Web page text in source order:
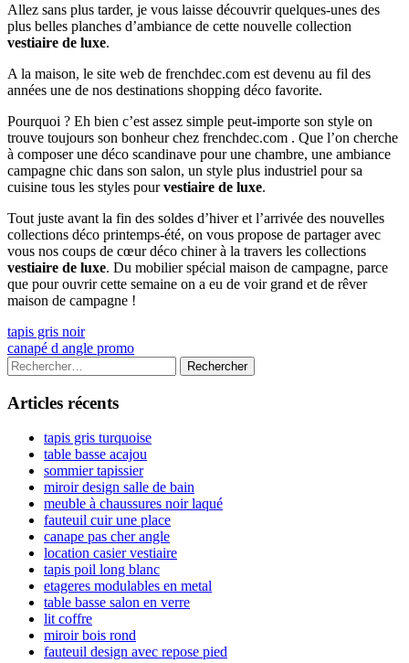
Allez sans plus tarder, je vous laisse découvrir quelques-unes des
plus belles planches d’ambiance de cette nouvelle collection
vestiaire de luxe.
A la maison, le site web de frenchdec.com est devenu au fil des
années une de nos destinations shopping déco favorite.
Pourquoi ? Eh bien c’est assez simple peut-importe son style on
trouve toujours son bonheur chez frenchdec.com . Que l’on cherche
à composer une déco scandinave pour une chambre, une ambiance
campagne chic dans son salon, un style plus industriel pour sa
cuisine tous les styles pourvestiaire de luxe.
Tout juste avant la fin des soldes d’hiver et l’arrivée des nouvelles
collections déco printemps-été, on vous propose de partager avec
vous nos coups de cœur déco chiner à la travers les collections
vestiaire de luxe. Du mobilier spécial maison de campagne, parce
que pour ouvrir cette semaine on a eu de voir grand et de rêver
maison de campagne !
Navigation
de
l’article
Previous
article:
tapis gris noir
Next
article:
canapé d angle promo
Colonne
latérale
principale
Rechercher :
Articles récents
tapis gris turquoise
table basse acajou
sommier tapissier
miroir design salle de bain
meuble à chaussures noir laqué
fauteuil cuir une place
canape pas cher angle
location casier vestiaire
tapis poil long blanc
etageres modulables en metal
table basse salon en verre
lit coffre
miroir bois rond
fauteuil design avec repose pied